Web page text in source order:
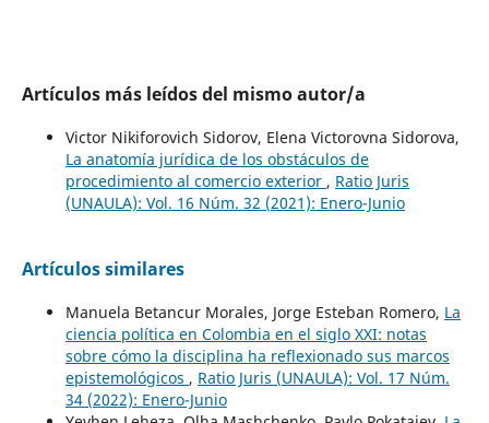
Artículos más leídos del mismo autor/a
Victor Nikiforovich Sidorov, Elena Victorovna Sidorova,
La anatomía jurídica de los obstáculos de
procedimiento al comercio exterior , Ratio Juris
(UNAULA): Vol. 16 Núm. 32 (2021): Enero-Junio
Artículos similares
Manuela Betancur Morales, Jorge Esteban Romero, La
ciencia política en Colombia en el siglo XXI: notas
sobre cómo la disciplina ha reflexionado sus marcos
epistemológicos , Ratio Juris (UNAULA): Vol. 17 Núm.
34 (2022): Enero-Junio